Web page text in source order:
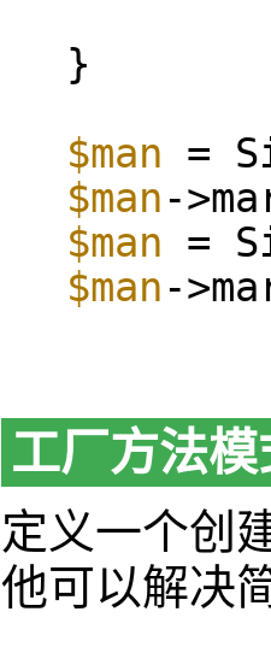
}
$man =
$man-
$man =
$man-
工厂方法
定义一个创
他可以解决